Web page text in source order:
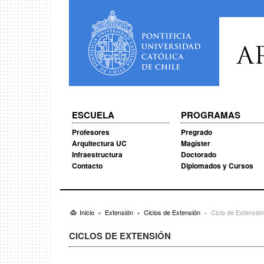
ESCUELA
Profesores
Arquitectura UC
Infraestructura
Contacto
PROGRAMAS
Pregrado
Magíster
Doctorado
Diplomados y Cursos
Inicio Extensión Ciclos de Extensión Ciclo de
CICLOS DE EXTENSIÓN